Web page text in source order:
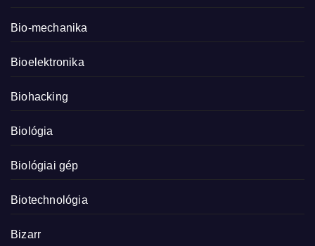
Bio-mechanika
Bioelektronika
Biohacking
Biológia
Biológiai gép
Biotechnológia
Bizarr